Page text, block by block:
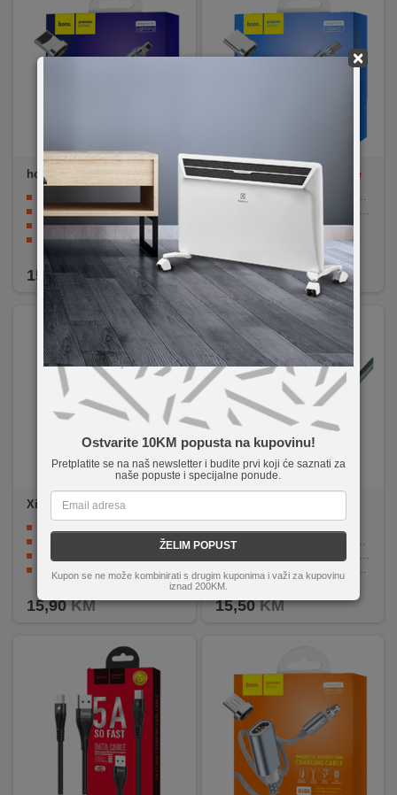
×
Ostvarite 10KM popusta na kupovinu!
Pretplatite se na naš newsletter i budite prvi koji će saznati za
naše popuste i specijalne ponude.
ŽELIM POPUST
Kupon se ne može kombinirati s drugim kuponima i važi za kupovinu
iznad 200KM.
hoco.
U40A Magnetic Light
ning
Lightning konektor s neodimium magnetom.
Brzina punjenja od 2.0 A.
Aluminijsko kućište za izdržljivost.
Dužina kabla od 1.0 metar.
Upletenu teksturu za smanjenje zapetljavanja.
15,90KM
hoco. U40A Magnetic type
C
Neodimium magnetni konektor tipa C
Dužina kabela od 1.0 metra
Upotrebljiva tekstura kabela
Kompatibilnost sa svim uređajima USB tipa C
15,90KM
Xiaomi Braided USB-C Cab
le (1m) 3A
Brzina prijenosa podataka: 480 Mbps
Dužina 1 metar
15,90KM
Konektor A u muškom obliku (tip A).
Brzina prijenosa od USB 2.0 i jačina od 5V / 2.1A.
Izdržljivost i dugotrajnost kabela.
15,50KM